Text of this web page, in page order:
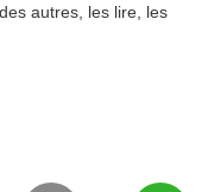
autres, les lire, les